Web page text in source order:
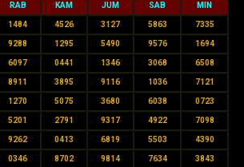
RAB KAM JUM SAB MIN
1484 4526 3127 5863 7335
9288 1295 5490 9576 1694
6097 0441 1346 3068 6508
8911 3895 9116 1036 7121
1270 5075 3680 6038 0723
5201 2791 9317 4922 7098
9262 0413 6819 5503 4390
0346 8702 9814 7634 3843